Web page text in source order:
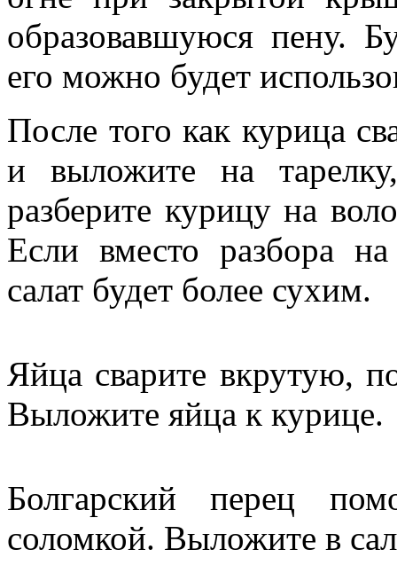
образовавшуюся пену.
его можно будет
После того как курица
и выложите на
разберите курицу на
Если вместо разбора
салат будет более сухим.
Яйца сварите вкрутую,
Выложите яйца к курице.
Болгарский перец
соломкой. Выложите в